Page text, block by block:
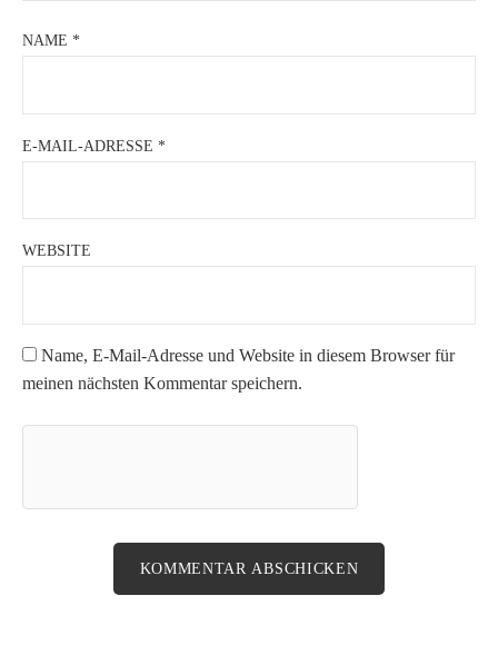
NAME *
E-MAIL-ADRESSE *
WEBSITE
Name, E-Mail-Adresse und Website in diesem Browser für
meinen nächsten Kommentar speichern.